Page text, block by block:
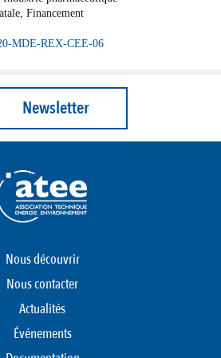
Financement
MDE-REX-CEE-06
Newsletter
Nous découvrir
Nous contacter
Actualités
Événements